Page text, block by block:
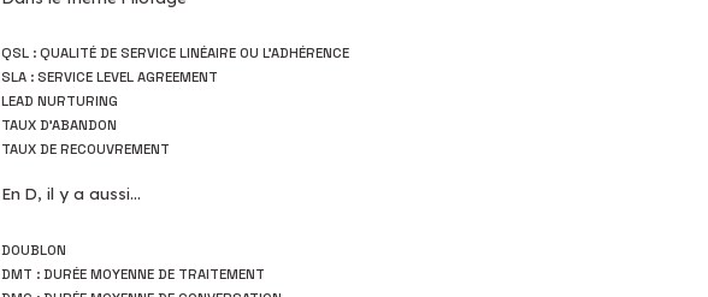
QSL : QUALITÉ DE SERVICE LINÉAIRE OU L’ADHÉRENCE
SLA : SERVICE LEVEL AGREEMENT
LEAD NURTURING
TAUX D'ABANDON
TAUX DE RECOUVREMENT
En D, il y a aussi...
DOUBLON
DMT : DURÉE MOYENNE DE TRAITEMENT